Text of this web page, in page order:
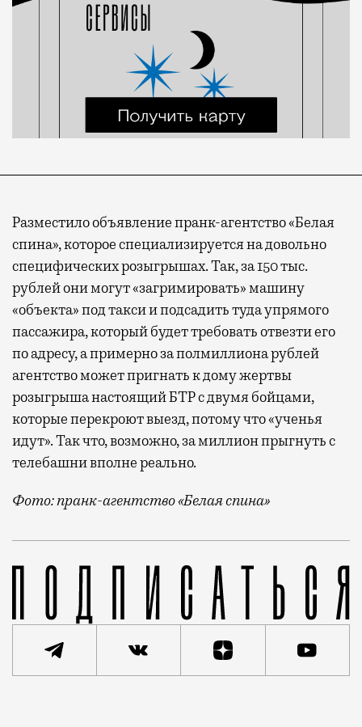
Разместило объявление пранк-агентство «Белая
спина», которое специализируется на довольно
специфических розыгрышах. Так, за 150 тыс.
рублей они могут «загримировать» машину
«объекта» под такси и подсадить туда упрямого
пассажира, который будет требовать отвезти его
по адресу, а примерно за полмиллиона рублей
агентство может пригнать к дому жертвы
розыгрыша настоящий БТР с двумя бойцами,
которые перекроют выезд, потому что «ученья
идут». Так что, возможно, за миллион прыгнуть с
телебашни вполне реально.
Фото: пранк-агентство «Белая спина»
Недавно в городе появилось необычное